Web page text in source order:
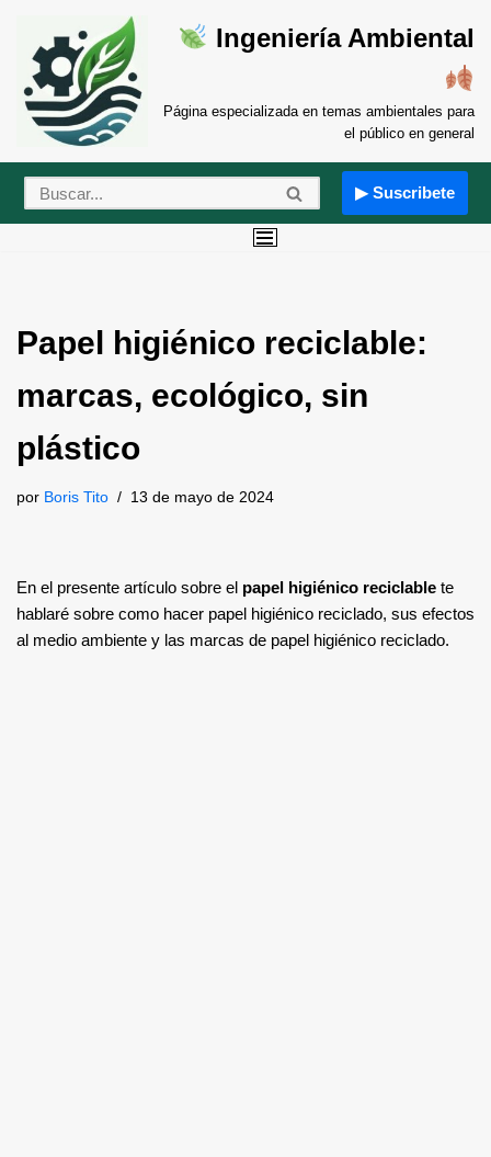
Saltar
al
contenido
Ingeniería Ambiental
Página especializada en temas ambientales para
el público en general
▶ Suscribete
Papel higiénico reciclable:
marcas, ecológico, sin
plástico
por Boris Tito 13 de mayo de 2024
En el presente artículo sobre el papel higiénico reciclable te
hablaré sobre como hacer papel higiénico reciclado, sus efectos
al medio ambiente y las marcas de papel higiénico reciclado.